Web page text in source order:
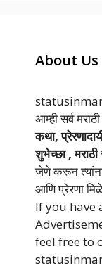
About Us
आम्ही सर्व
कथा,
शुभेच्छा ,
जेणे करून
आणि प्रेरणा
If you have
feel free to